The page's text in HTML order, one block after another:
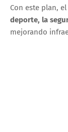
Con este plan,
deporte, la
mejorando